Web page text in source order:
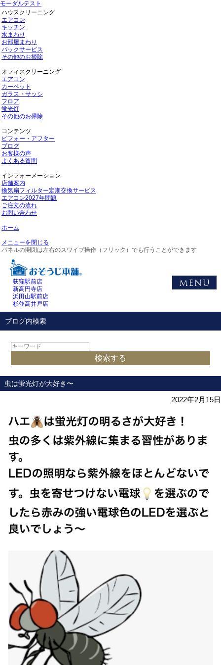
モーダルテスト
ハウスクリーニング
エアコン
キッチン
水まわり
お部屋まわり
パックサービス
その他のお掃除
オフィスクリーニング
エアコン
カーペット
ガラス・サッシ
フロア
蛍光灯
その他のお掃除
コンテンツ
ビフォー・アフター
ブログ
お客様の声
よくある質問
インフォーメーション
店舗案内
換気扇フィルター定期交換サービス
エアコン2027年問題
ご注文の流れ
お問い合わせ
ホーム
メニューを閉じる
パネルの開閉は左右のスワイプ操作（フリック）でも行うことができます
荻窪駅前店
新高円寺店
浜田山駅前店
杉並高井戸店
ブログ内検索
虫は蛍光灯が大好き〜
2022年2月15日